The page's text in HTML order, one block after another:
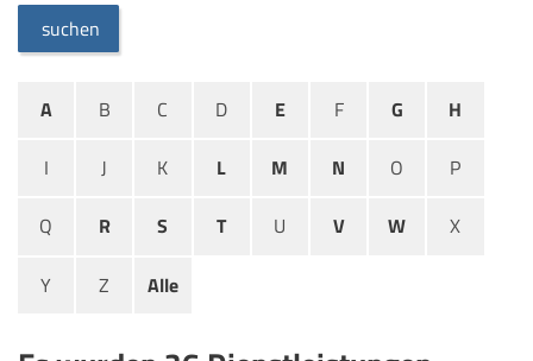
suchen
A B C D E F G H
I J K L M N O P
Q R S T U V W X
Y Z Alle